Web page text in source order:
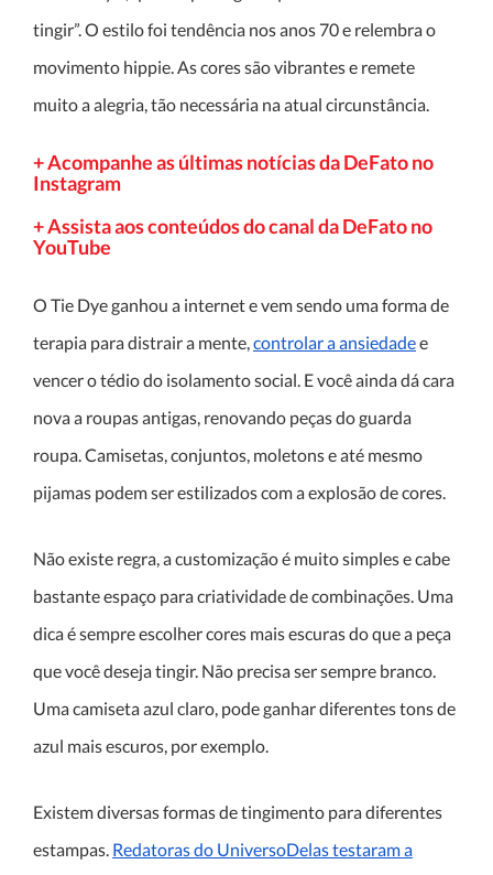
tingir”. O estilo foi tendência nos anos 70 e relembra o
movimento hippie. As cores são vibrantes e remete
muito a alegria, tão necessária na atual circunstância.
+ Acompanhe as últimas notícias da DeFato no
Instagram
+ Assista aos conteúdos do canal da DeFato no
YouTube
O Tie Dye ganhou a internet e vem sendo uma forma de
terapia para distrair a mente,controlar a ansiedadee
vencer o tédio do isolamento social. E você ainda dá cara
nova a roupas antigas, renovando peças do guarda
roupa. Camisetas, conjuntos, moletons e até mesmo
pijamas podem ser estilizados com a explosão de cores.
Não existe regra, a customização é muito simples e cabe
bastante espaço para criatividade de combinações. Uma
dica é sempre escolher cores mais escuras do que a peça
que você deseja tingir. Não precisa ser sempre branco.
Uma camiseta azul claro, pode ganhar diferentes tons de
azul mais escuros, por exemplo.
Existem diversas formas de tingimento para diferentes
estampas. Redatoras do UniversoDelas testaram a